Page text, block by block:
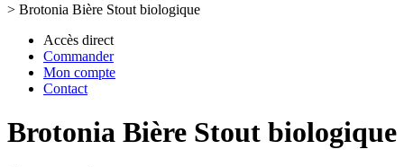
> Brotonia Bière Stout biologique
Accès direct
Commander
Mon compte
Contact
Brotonia Bière Stout biologique